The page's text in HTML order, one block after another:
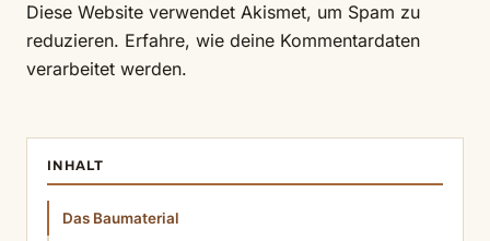
Diese Website verwendet Akismet, um Spam zu
reduzieren. Erfahre, wie deine Kommentardaten
verarbeitet werden.
INHALT
Das Baumaterial